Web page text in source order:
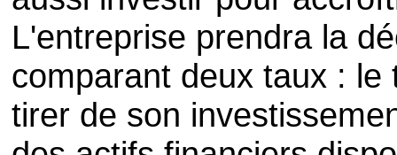
L'entreprise prendra la
comparant deux taux :
tirer de son